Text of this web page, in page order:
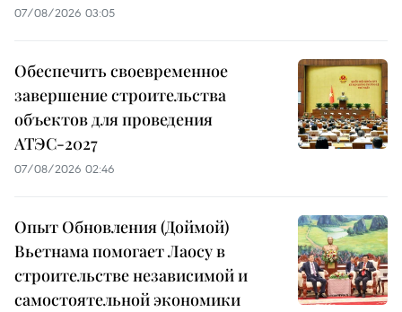
07/08/2026 03:05
Обеспечить своевременное
завершение строительства
объектов для проведения
АТЭС-2027
07/08/2026 02:46
Опыт Обновления (Доймой)
Вьетнама помогает Лаосу в
строительстве независимой и
самостоятельной экономики